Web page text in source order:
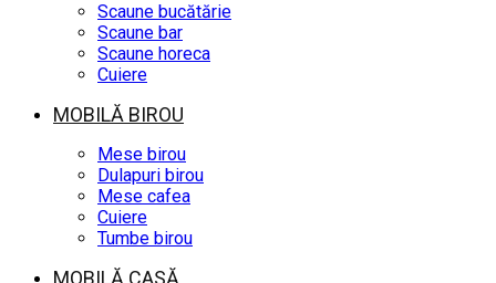
Scaune bucătărie
Scaune bar
Scaune horeca
Cuiere
MOBILĂ BIROU
Mese birou
Dulapuri birou
Mese cafea
Cuiere
Tumbe birou
MOBILĂ CASĂ